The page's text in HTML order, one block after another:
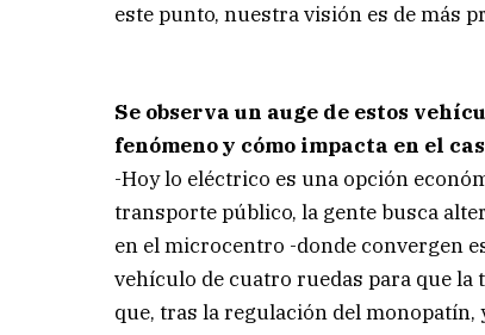
este punto, nuestra visión es de más
Se observa un auge de estos
fenómeno y cómo impacta en el
-Hoy lo eléctrico es una opción
transporte público, la gente busca
en el microcentro -donde convergen
vehículo de cuatro ruedas para que
que, tras la regulación del